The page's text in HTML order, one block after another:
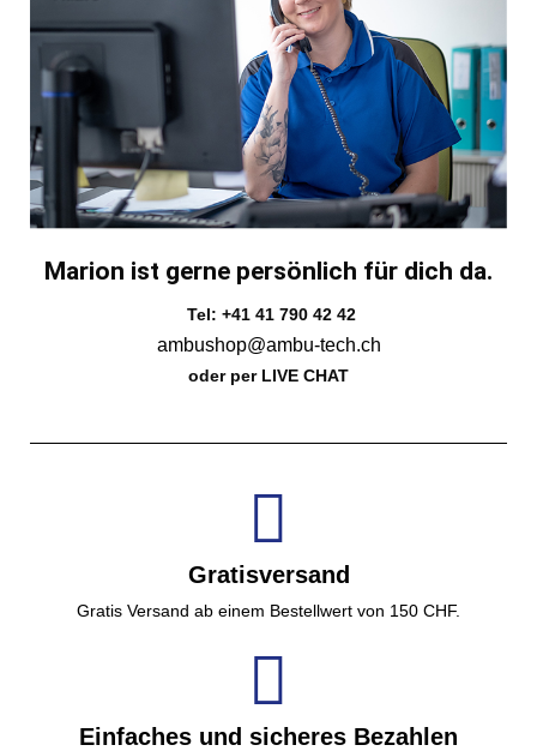
Marion ist gerne persönlich für dich da.
Tel: +41 41 790 42 42
ambushop@ambu-tech.ch
oder per LIVE CHAT
Gratisversand
Gratis Versand ab einem Bestellwert von 150 CHF.
Einfaches und sicheres Bezahlen